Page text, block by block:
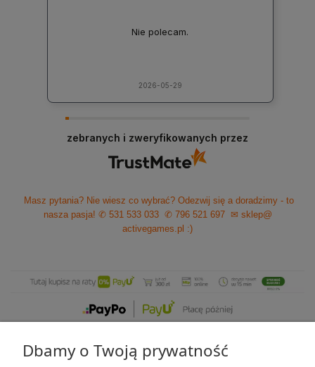
Nie polecam.
2026-05-29
zebranych i zweryfikowanych przez
Masz pytania? Nie wiesz co wybrać? Odezwij się a doradzimy - to
nasza pasja! ✆ 531 533 033 ✆ 796 521 697
✉ sklep@
activegames.pl :)
Dbamy o Twoją prywatność